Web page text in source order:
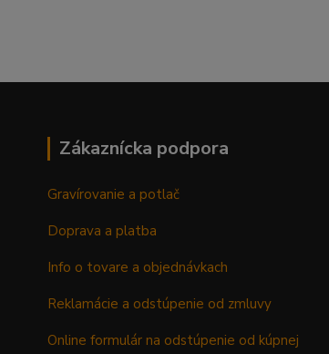
Zákaznícka podpora
Gravírovanie a potlač
Doprava a platba
Info o tovare a objednávkach
Reklamácie a odstúpenie od zmluvy
Online formulár na odstúpenie od kúpnej